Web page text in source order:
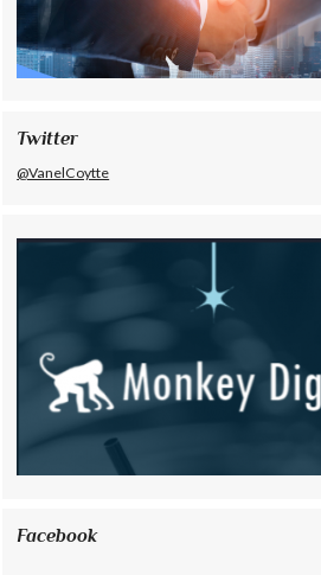
Twitter
@VanelCoytte
Facebook